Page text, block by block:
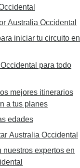
Australia Occidental
iniciar tu circuito en
para todo
mejores itinerarios
a tus planes
edades
Australia Occidental
nuestros expertos en